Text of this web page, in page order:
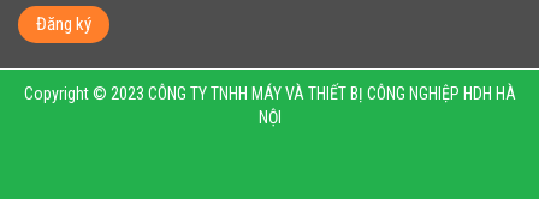
Đăng ký
Copyright © 2023 CÔNG TY TNHH MÁY VÀ THIẾT BỊ CÔNG NGHIỆP HDH HÀ
NỘI